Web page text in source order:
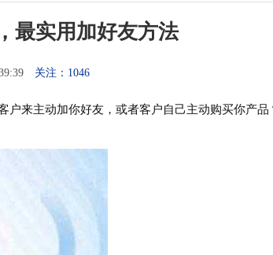
最实用加好友方法
关注：1046
来主动加你好友，或者客户自己主动购买你产品